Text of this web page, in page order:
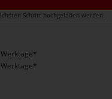
Schritt hochgeladen werden.